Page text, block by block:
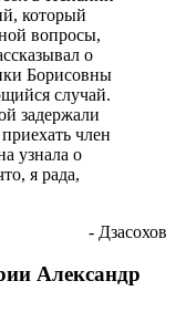
который
вопросы,
о
Борисовны
случай.
задержали
член
узнала о
я рада,
- Дзасохов
Александр